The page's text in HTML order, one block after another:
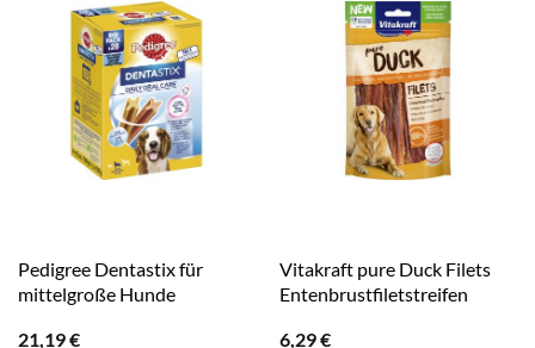
Pedigree Dentastix für
mittelgroße Hunde
21,19€
Vitakraft pure Duck Filets
Entenbrustfiletstreifen
6,29€